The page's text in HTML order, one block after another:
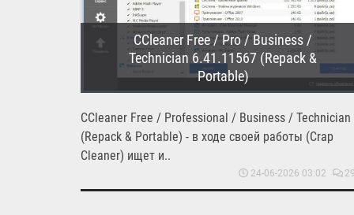
CCleaner Free / Pro / Business /
Technician 6.41.11567 (Repack &
Portable)
CCleaner Free / Professional / Business / Technician
(Repack & Portable) - в ходе своей работы (Crap
Cleaner) ищет и..
24-06-2026 03:02